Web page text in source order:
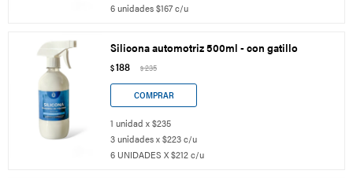
6 unidades $167 c/u
Silicona automotriz 500ml - con gatillo
$188 $235
1 unidad x $235
3 unidades x $223 c/u
6 UNIDADES X $212 c/u